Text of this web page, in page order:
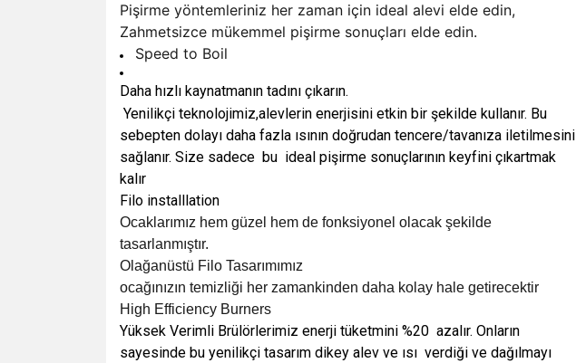
Pişirme yöntemleriniz her zaman için ideal alevi elde edin,
Zahmetsizce mükemmel pişirme sonuçları elde edin.
Speed to Boil
Daha hızlı kaynatmanın tadını çıkarın.
Yenilikçi teknolojimiz,alevlerin enerjisini etkin bir şekilde kullanır. Bu
sebepten dolayı daha fazla ısının doğrudan tencere/tavanıza iletilmesini
sağlanır. Size sadece bu ideal pişirme sonuçlarının keyfini çıkartmak
kalır
Filo installlation
Ocaklarımız hem güzel hem de fonksiyonel olacak şekilde
tasarlanmıştır.
Olağanüstü Filo Tasarımımız
ocağınızın temizliği her zamankinden daha kolay hale getirecektir
High Efficiency Burners
Yüksek Verimli Brülörlerimiz enerji tüketmini %20 azalır. Onların
sayesinde bu yenilikçi tasarım dikey alev ve ısı verdiği ve dağılmayı